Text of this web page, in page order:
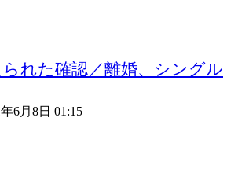
れた確認／離婚、シングル
6月8日 01:15